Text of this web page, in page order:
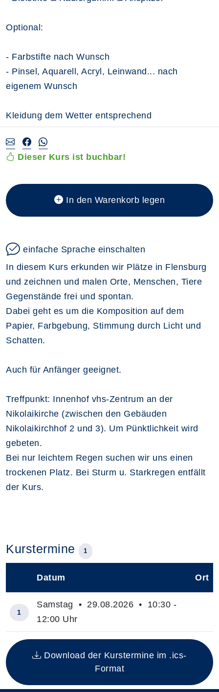
Optional:
- Farbstifte nach Wunsch
- Pinsel, Aquarell, Acryl, Leinwand... nach
eigenem Wunsch
Kleidung dem Wetter entsprechend
Dieser Kurs ist buchbar!
In den Warenkorb legen
einfache Sprache einschalten
In diesem Kurs erkunden wir Plätze in Flensburg
und zeichnen und malen Orte, Menschen, Tiere
Gegenstände frei und spontan.
Dabei geht es um die Komposition auf dem
Papier, Farbgebung, Stimmung durch Licht und
Schatten.
Auch für Anfänger geeignet.
Treffpunkt: Innenhof vhs-Zentrum an der
Nikolaikirche (zwischen den Gebäuden
Nikolaikirchhof 2 und 3). Um Pünktlichkeit wird
gebeten.
Bei nur leichtem Regen suchen wir uns einen
trockenen Platz. Bei Sturm u. Starkregen entfällt
der Kurs.
Kurstermine 1
Insgesamt gibt es 1 Termine zum diesen Kurs
Datum Ort
1
Samstag • 29.08.2026 • 10:30 -
12:00 Uhr
Download der Kurstermine im .ics-
Format